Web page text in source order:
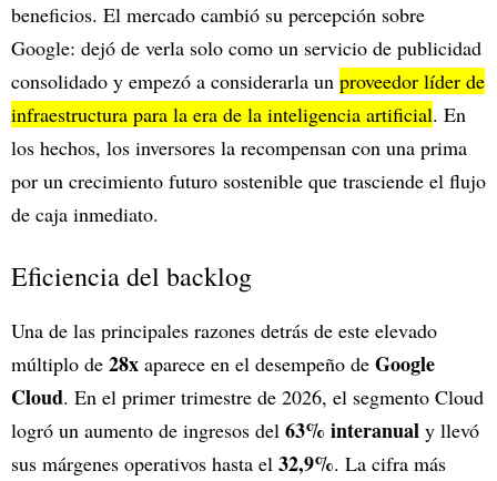
beneficios. El mercado cambió su percepción sobre
Google: dejó de verla solo como un servicio de publicidad
consolidado y empezó a considerarla un proveedor líder de
infraestructura para la era de la inteligencia artificial. En
los hechos, los inversores la recompensan con una prima
por un crecimiento futuro sostenible que trasciende el flujo
de caja inmediato.
Eficiencia del backlog
Una de las principales razones detrás de este elevado
múltiplo de 28x aparece en el desempeño de Google
Cloud. En el primer trimestre de 2026, el segmento Cloud
logró un aumento de ingresos del 63% interanual y llevó
sus márgenes operativos hasta el 32,9%. La cifra más